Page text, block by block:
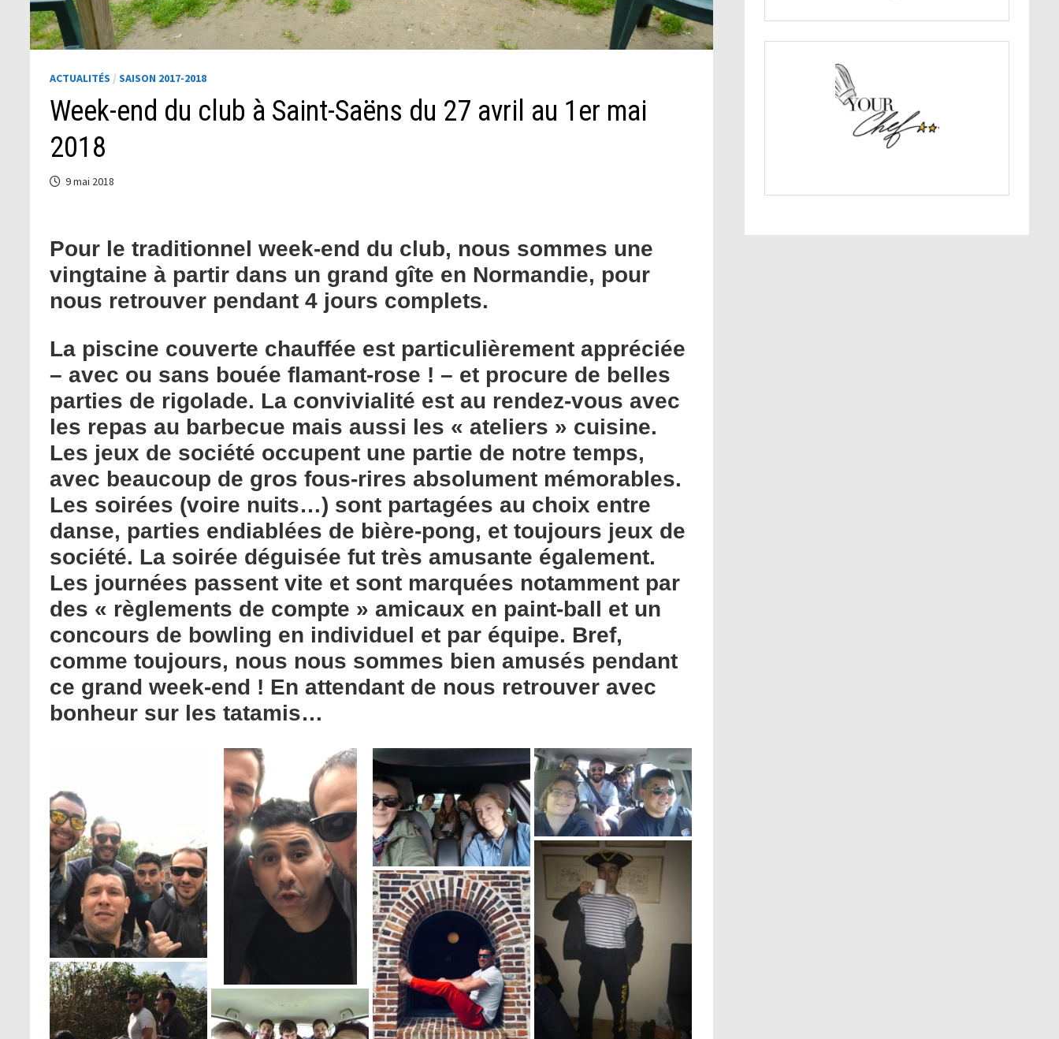
ACTUALITÉS /SAISON 2017-2018
Week-end du club à Saint-Saëns du 27 avril au 1er mai
2018
9 mai 2018
Pour le traditionnel week-end du club, nous sommes une
vingtaine à partir dans un grand gîte en Normandie, pour
nous retrouver pendant 4 jours complets.
La piscine couverte chauffée est particulièrement appréciée
– avec ou sans bouée flamant-rose ! – et procure de belles
parties de rigolade. La convivialité est au rendez-vous avec
les repas au barbecue mais aussi les « ateliers » cuisine.
Les jeux de société occupent une partie de notre temps,
avec beaucoup de gros fous-rires absolument mémorables.
Les soirées (voire nuits…) sont partagées au choix entre
danse, parties endiablées de bière-pong, et toujours jeux de
société. La soirée déguisée fut très amusante également.
Les journées passent vite et sont marquées notamment par
des « règlements de compte » amicaux en paint-ball et un
concours de bowling en individuel et par équipe. Bref,
comme toujours, nous nous sommes bien amusés pendant
ce grand week-end ! En attendant de nous retrouver avec
bonheur sur les tatamis…